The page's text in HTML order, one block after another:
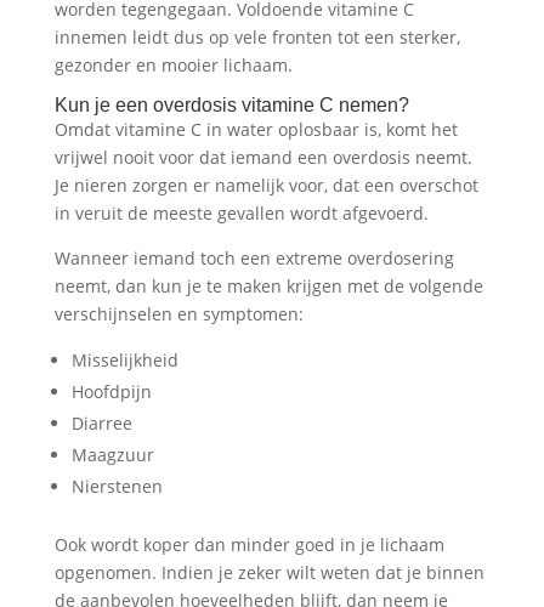
worden tegengegaan. Voldoende vitamine C
innemen leidt dus op vele fronten tot een sterker,
gezonder en mooier lichaam.
Kun je een overdosis vitamine C nemen?
Omdat vitamine C in water oplosbaar is, komt het
vrijwel nooit voor dat iemand een overdosis neemt.
Je nieren zorgen er namelijk voor, dat een overschot
in veruit de meeste gevallen wordt afgevoerd.
Wanneer iemand toch een extreme overdosering
neemt, dan kun je te maken krijgen met de volgende
verschijnselen en symptomen:
Misselijkheid
Hoofdpijn
Diarree
Maagzuur
Nierstenen
Ook wordt koper dan minder goed in je lichaam
opgenomen. Indien je zeker wilt weten dat je binnen
de aanbevolen hoeveelheden blijft, dan neem je